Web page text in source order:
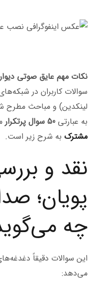
نکات مهم عایق صوتی
سوالات کاربران در
لینکدین) و مباحث مطرح
به عبارتی 50 سوال پرتکرار
مشترک به شرح زیر است.
نقد و
پویان؛
چه
این سوالات دقیقاً
می‌دهد: